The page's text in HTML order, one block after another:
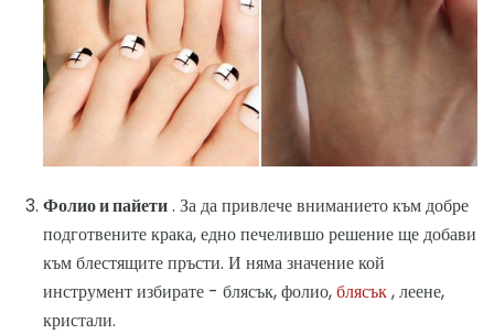
Фолио и пайети. За да привлече вниманието към добре
подготвените крака, едно печелившо решение ще добави
към блестящите пръсти. И няма значение кой
инструмент избирате - блясък, фолио,блясък, леене,
кристали.